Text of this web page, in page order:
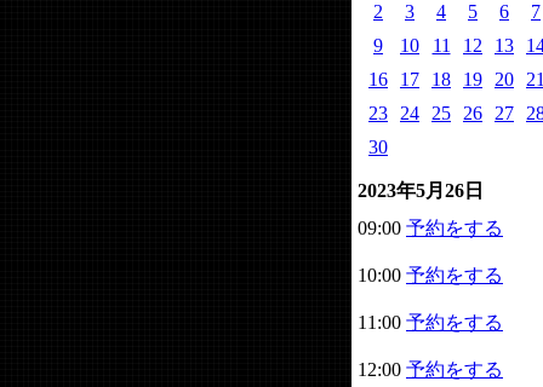
2 3 4 5 6
7
9
10 11 12 13
16
17 18 19 20
23
24 25 26 27
30
2023年5月26日
09:00 予約をする
10:00 予約をする
11:00 予約をする
12:00 予約をする